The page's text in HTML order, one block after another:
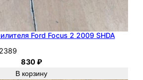
Ford Focus 2 2009 SHDA
830₽
В корзину